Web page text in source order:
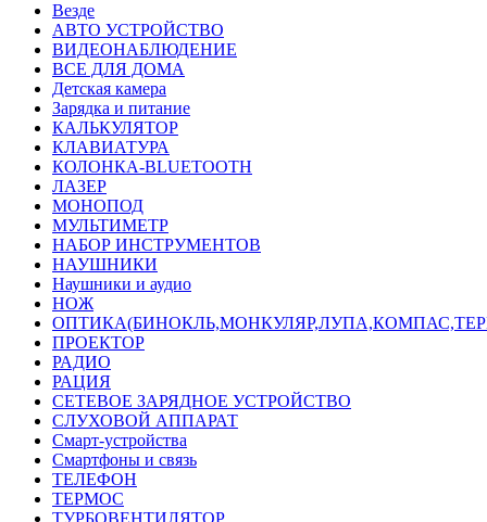
Везде
АВТО УСТРОЙСТВО
ВИДЕОНАБЛЮДЕНИЕ
ВСЕ ДЛЯ ДОМА
Детская камера
Зарядка и питание
КАЛЬКУЛЯТОР
КЛАВИАТУРА
КОЛОНКА-BLUETOOTH
ЛАЗЕР
МОНОПОД
МУЛЬТИМЕТР
НАБОР ИНСТРУМЕНТОВ
НАУШНИКИ
Наушники и аудио
НОЖ
ПРОЕКТОР
РАДИО
РАЦИЯ
СЕТЕВОЕ ЗАРЯДНОЕ УСТРОЙСТВО
СЛУХОВОЙ АППАРАТ
Смарт-устройства
Смартфоны и связь
ТЕЛЕФОН
ТЕРМОС
ТУРБОВЕНТИЛЯТОР